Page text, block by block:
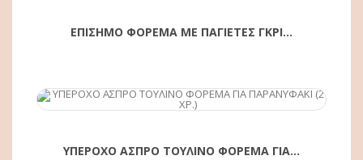
ΕΠΙΣΗΜΟ ΦΟΡΕΜΑ ΜΕ ΠΑΓΙΕΤΕΣ ΓΚΡΙ...
ΥΠΕΡΟΧΟ ΑΣΠΡΟ ΤΟΥΛΙΝΟ ΦΟΡΕΜΑ ΓΙΑ...